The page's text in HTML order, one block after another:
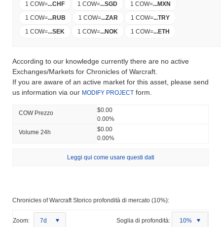
1 COW=...CHF 1 COW=...SGD 1 COW=...MXN
1 COW=...RUB 1 COW=...ZAR 1 COW=...TRY
1 COW=...SEK 1 COW=...NOK 1 COW=...ETH
According to our knowledge currently there are no active
Exchanges/Markets for Chronicles of Warcraft.
If you are aware of an active market for this asset, please send
us information via our MODIFY PROJECT form.
COW Prezzo
$0.00
0.00%
Volume 24h
$0.00
0.00%
Leggi qui come usare questi dati
Chronicles of Warcraft Storico profondità di mercato (10%):
Zoom: 7d Soglia di profondità: 10%